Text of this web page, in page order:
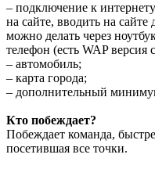
– подключение к
на сайте, вводить на
можно делать через
телефон (есть WAP версия
– автомобиль;
– карта города;
– дополнительный
Кто побеждает?
Побеждает команда,
посетившая все точки.